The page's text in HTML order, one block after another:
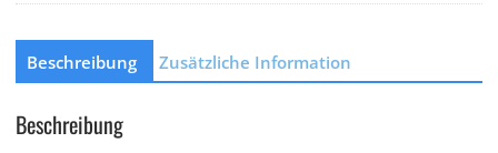
Beschreibung Zusätzliche Information
Beschreibung